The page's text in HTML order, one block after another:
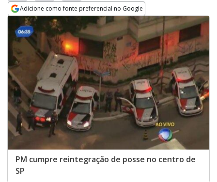
Adicione como fonte preferencial no Google
Opens in new window
PM cumpre reintegração de posse no centro de
SP